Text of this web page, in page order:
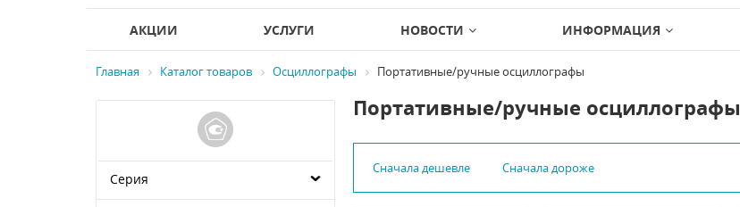
АКЦИИ УСЛУГИ НОВОСТИ ИНФОРМАЦИЯ
Главная Каталог товаров Осциллографы Портативные/ручные осциллографы
Серия
Портативные/ручные осциллографы
Сначала дешевле Сначала дороже